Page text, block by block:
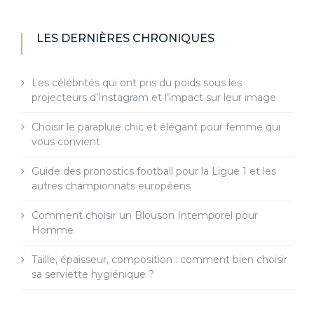
LES DERNIÈRES CHRONIQUES
Les célébrités qui ont pris du poids sous les
projecteurs d’Instagram et l’impact sur leur image
Choisir le parapluie chic et élégant pour femme qui
vous convient
Guide des pronostics football pour la Ligue 1 et les
autres championnats européens
Comment choisir un Blouson Intemporel pour
Homme
Taille, épaisseur, composition : comment bien choisir
sa serviette hygiénique ?